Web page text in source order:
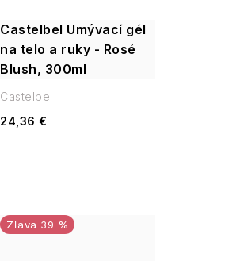
Castelbel Umývací gél
na telo a ruky - Rosé
Blush, 300ml
24,36 €
Castelbel
39 %